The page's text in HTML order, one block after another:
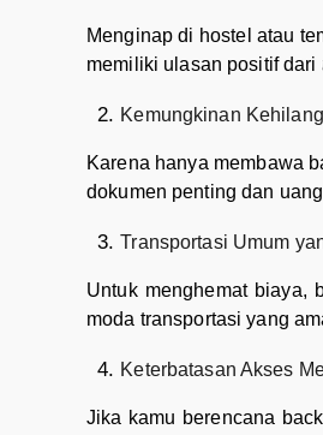
Menginap di hostel atau
memiliki ulasan positif dari
Kemungkinan
Karena hanya membawa
dokumen penting dan
Transportasi Umum
Untuk menghemat biaya,
moda transportasi yang
Keterbatasan Akses
Jika kamu berencana